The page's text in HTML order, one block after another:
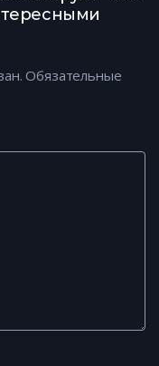
Обязательные